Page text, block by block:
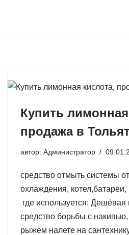
Купить лимонная
продажа в
автор: Администратор
средство отмыть системы
охлаждения, котел,батареи,
где используется:
средство борьбы с
рыжем налете на